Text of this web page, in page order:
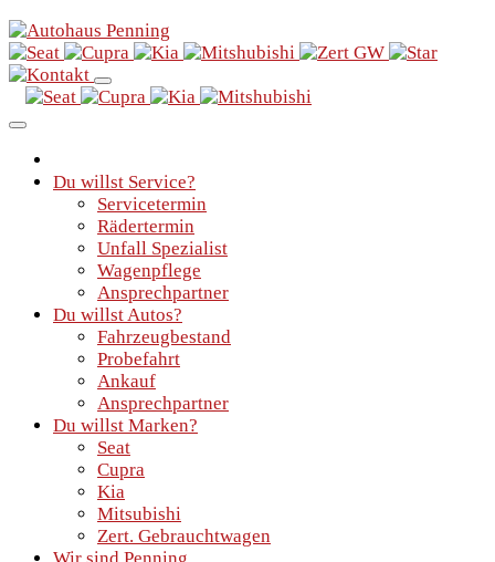
Du willst Service?
Servicetermin
Rädertermin
Unfall Spezialist
Wagenpflege
Ansprechpartner
Du willst Autos?
Fahrzeugbestand
Probefahrt
Ankauf
Ansprechpartner
Du willst Marken?
Seat
Cupra
Kia
Mitsubishi
Zert. Gebrauchtwagen